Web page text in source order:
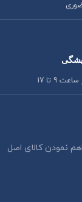
9 تا 17
نمودن کالای اصل